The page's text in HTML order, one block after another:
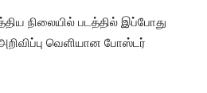
நிலையில் படத்தில் இப்போது
வெளியான போஸ்டர்